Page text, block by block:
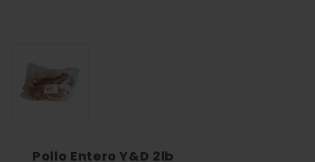
Pollo Entero Y&D 2lb